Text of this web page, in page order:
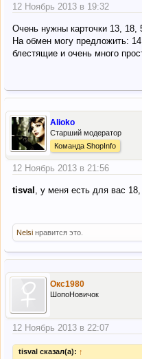
12 Ноябрь 2013 в 19:32
Очень нужны карточки 13, 18,
На обмен могу предложить:
блестящие и очень много
Alioko
Старший модератор
Команда ShopInfo
12 Ноябрь 2013 в 21:56
tisval , у меня есть для вас
Nelsi нравится это.
Окс1980
ШопоНовичок
12 Ноябрь 2013 в 22:07
tisval сказал(а): ↑